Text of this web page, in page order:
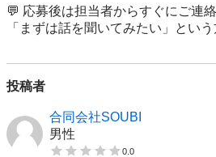
💬 応募後は担当者からすぐにご連絡
「まずは話を聞いてみたい」という
投稿者
合同会社SOUBI
男性
0.0